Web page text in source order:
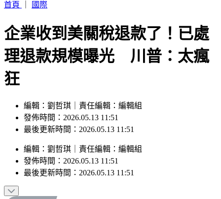
首頁
國際
企業收到美關稅退款了！已處
理退款規模曝光 川普：太瘋
狂
編輯：劉哲琪｜責任編輯：編輯組
發佈時間：2026.05.13 11:51
最後更新時間：2026.05.13 11:51
編輯 ： 劉哲琪 責任編輯 ： 編輯組
發佈時間： 2026.05.13 11:51
最後更新時間： 2026.05.13 11:51